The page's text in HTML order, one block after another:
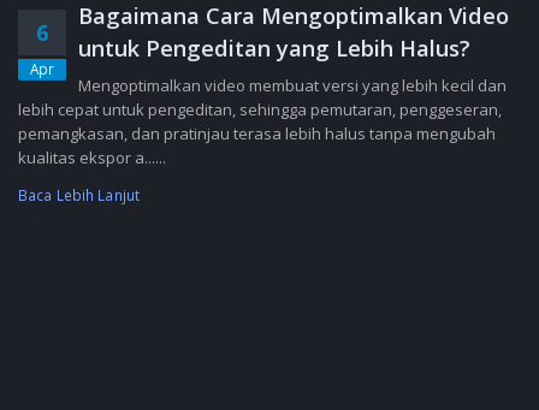
6
Apr
Bagaimana Cara Mengoptimalkan Video
untuk Pengeditan yang Lebih Halus?
Mengoptimalkan video membuat versi yang lebih kecil dan
lebih cepat untuk pengeditan, sehingga pemutaran, penggeseran,
pemangkasan, dan pratinjau terasa lebih halus tanpa mengubah
kualitas ekspor a......
Baca Lebih Lanjut